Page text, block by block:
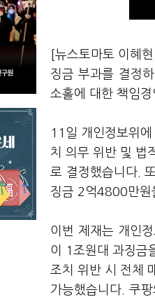
[뉴스토마토 이혜
징금 부과를 결정
소홀에 대한 책임
11일 개인정보위
치 의무 위반 및 법
로 결정했습니다.
징금 2억4800만원
이번 제재는 개인
이 1조원대 과징금
조치 위반 시 전체
가능했습니다. 쿠